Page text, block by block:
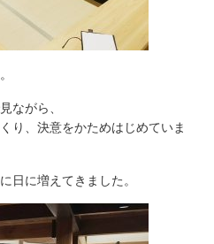
ながら、
り、決意をかためはじめていま
日に増えてきました。